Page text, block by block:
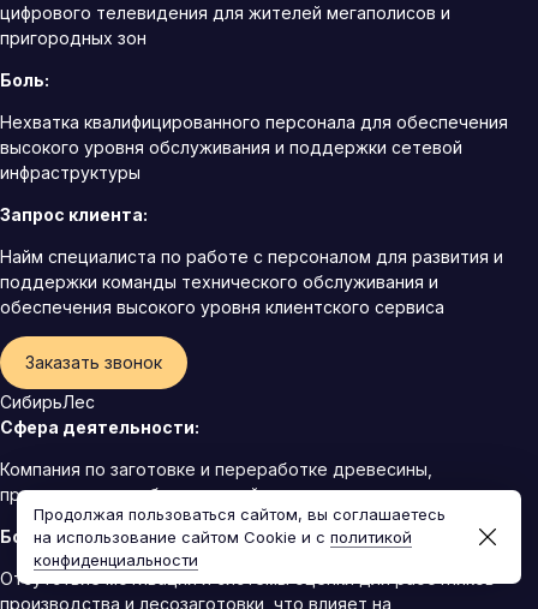
цифрового телевидения для жителей мегаполисов и
пригородных зон
Боль:
Нехватка квалифицированного персонала для обеспечения
высокого уровня обслуживания и поддержки сетевой
инфраструктуры
Запрос клиента:
Найм специалиста по работе с персоналом для развития и
поддержки команды технического обслуживания и
обеспечения высокого уровня клиентского сервиса
Заказать звонок
СибирьЛес
Сфера деятельности:
Компания по заготовке и переработке древесины,
производство мебели и стройматериалов из дерева
Боль:
Отсутствие мотивации и системы оценки для работников
производства и лесозаготовки, что влияет на
Продолжая пользоваться сайтом, вы соглашаетесь
на использование сайтом Cookie и с политикой
конфиденциальности